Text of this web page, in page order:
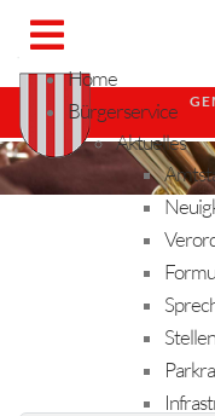
Home
Bürgerservice
Aktuelles